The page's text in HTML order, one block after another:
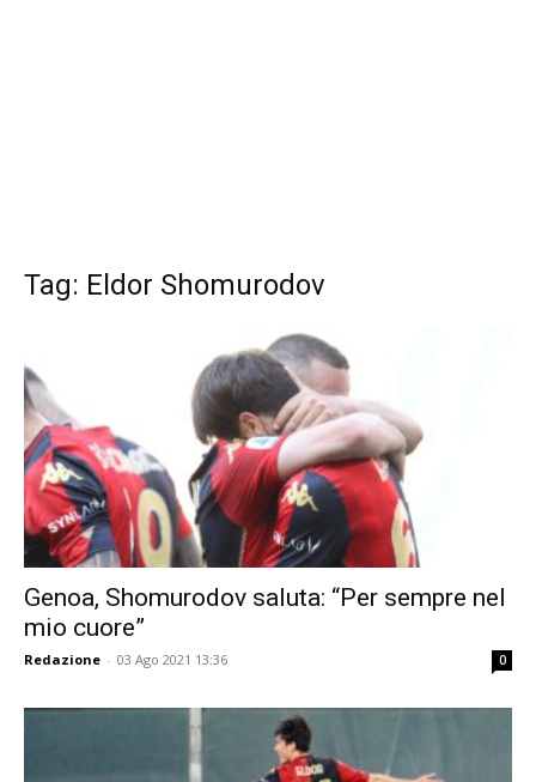
Tag: Eldor Shomurodov
Genoa, Shomurodov saluta: “Per sempre nel
mio cuore”
Redazione - 03 Ago 2021 13:36 0